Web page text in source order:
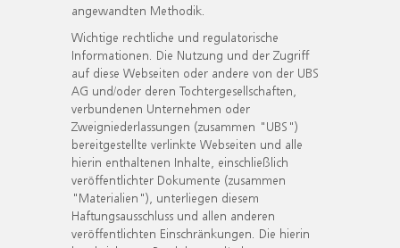
angewandten Methodik.
Wichtige rechtliche und regulatorische
Informationen. Die Nutzung und der Zugriff
auf diese Webseiten oder andere von der UBS
AG und/oder deren Tochtergesellschaften,
verbundenen Unternehmen oder
Zweigniederlassungen (zusammen "UBS")
bereitgestellte verlinkte Webseiten und alle
hierin enthaltenen Inhalte, einschließlich
veröffentlichter Dokumente (zusammen
"Materialien"), unterliegen diesem
Haftungsausschluss und allen anderen
veröffentlichten Einschränkungen. Die hierin